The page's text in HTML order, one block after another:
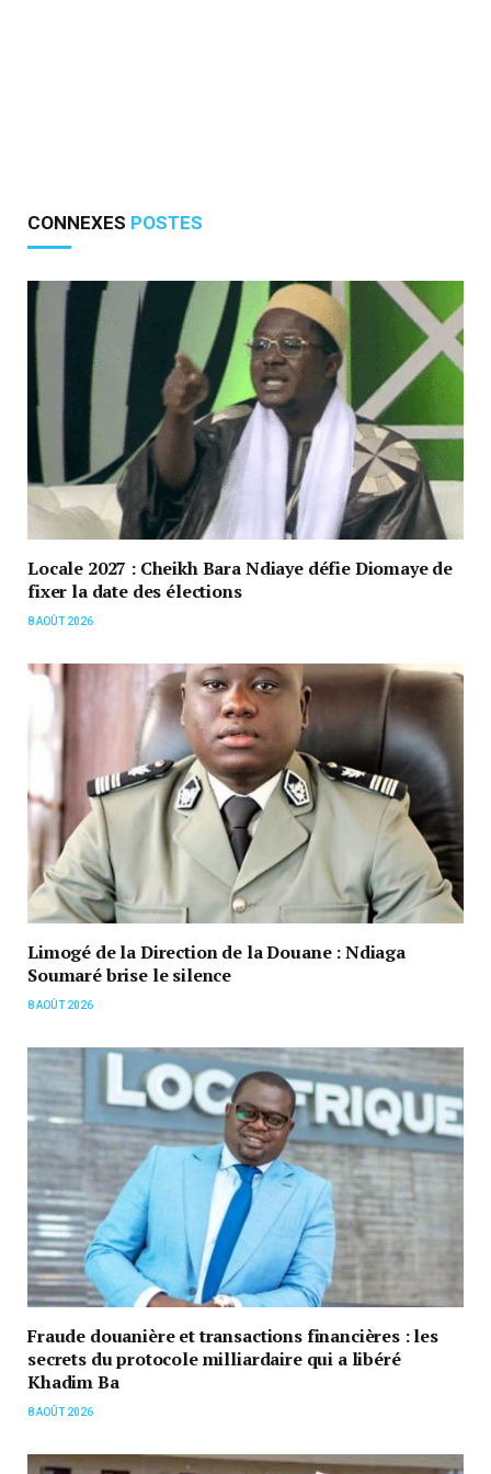
CONNEXES POSTES
Locale 2027 : Cheikh Bara Ndiaye défie Diomaye de
fixer la date des élections
8 AOÛT 2026
Limogé de la Direction de la Douane : Ndiaga
Soumaré brise le silence
8 AOÛT 2026
Fraude douanière et transactions financières : les
secrets du protocole milliardaire qui a libéré
Khadim Ba
8 AOÛT 2026